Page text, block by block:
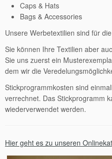
Caps & Hats
Bags & Accessories
Unsere Werbetextilien sind für
Sie können Ihre Textilien aber
Sie uns zuerst ein
dem wir die
Stickprogrammkosten sind
verrechnet. Das Stickprogramm
wiederverwendet werden.
Hier geht es zu unseren